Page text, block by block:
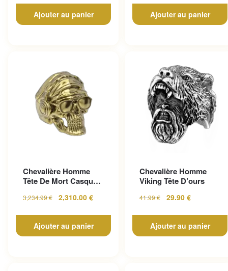
Ajouter au panier Ajouter au panier
Chevalière Homme
Tête De Mort Casque
3,234.99€ 2,310.00 €
Ajouter au panier
Chevalière Homme
Viking Tête D’ours
41.99€ 29.90 €
Ajouter au panier